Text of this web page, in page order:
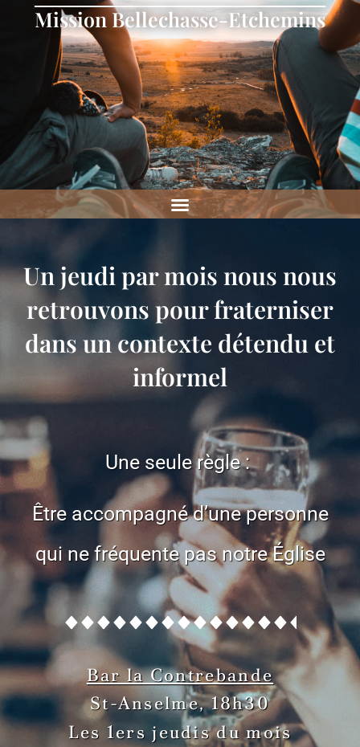
Mission Bellechasse-Etchemins
Un jeudi par mois nous nous
retrouvons pour fraterniser
dans un contexte détendu et
informel
Une seule règle :
Être accompagné d’une personne
qui ne fréquente pas notre Église
Bar la Contrebande
St-Anselme,18h30
Les 1ers jeudis du mois